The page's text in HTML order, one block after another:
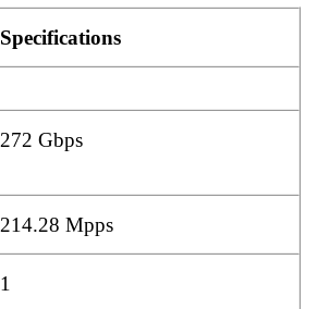
Specifications
272 Gbps
214.28 Mpps
1